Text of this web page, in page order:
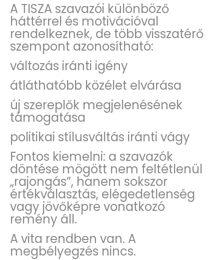
A TISZA szavazói különböző
háttérrel és motivációval
rendelkeznek, de több visszatérő
szempont azonosítható:
változás iránti igény
átláthatóbb közélet elvárása
új szereplők megjelenésének
támogatása
politikai stílusváltás iránti vágy
Fontos kiemelni: a szavazók
döntése mögött nem feltétlenül
„rajongás”, hanem sokszor
értékválasztás, elégedetlenség
vagy jövőképre vonatkozó
remény áll.
A vita rendben van. A
megbélyegzés nincs.